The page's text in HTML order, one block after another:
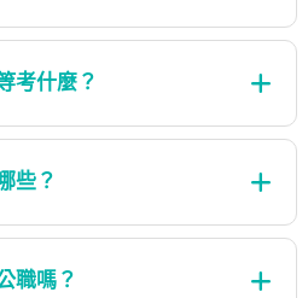
考什麼？
些？
職嗎？